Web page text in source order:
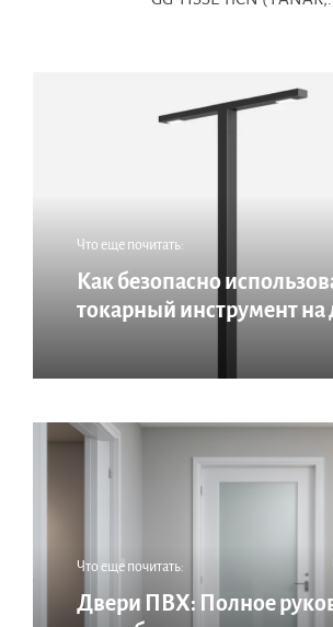
Что еще почитать:
Как безопасно
токарный инструмент на
Что еще почитать:
Двери ПВХ: Полное